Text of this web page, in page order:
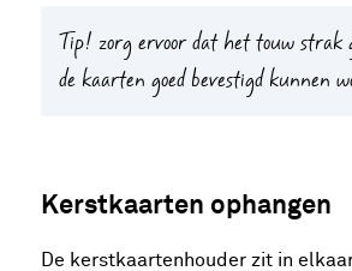
Tip! zorg ervoor dat het touw strak
de kaarten goed bevestigd kunnen
Kerstkaarten ophangen
De kerstkaartenhouder zit in